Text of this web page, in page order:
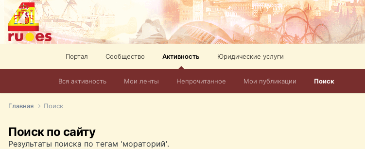
Портал Сообщество Активность
Вся активность Мои ленты Непрочитанное Мои публикации Поиск
Юридические услуги
Главная Поиск
Поиск по сайту
Результаты поиска по тегам 'мораторий'.